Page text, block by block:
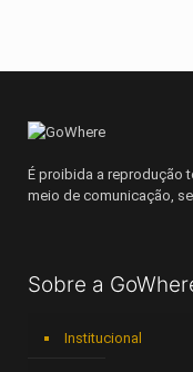
É proibida a reprodução
meio de comunicação,
Sobre a
Institucional